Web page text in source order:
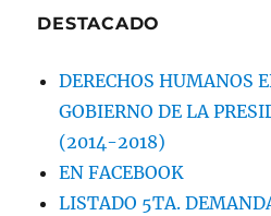
DESTACADO
DERECHOS HUMANOS
GOBIERNO DE LA
(2014-2018)
EN FACEBOOK
LISTADO 5TA.